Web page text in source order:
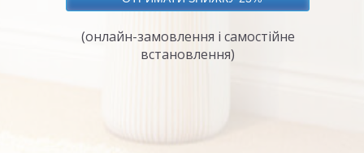
(онлайн-замовлення і самостійне
встановлення)